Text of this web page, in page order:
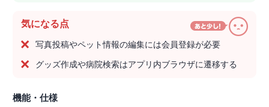
気になる点
写真投稿やペット情報の編集には会員登録が必要
グッズ作成や病院検索はアプリ内ブラウザに遷移する
機能・仕様